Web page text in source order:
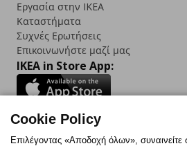
Εργασία στην IKEA
Καταστήματα
Συχνές Ερωτήσεις
Επικοινωνήστε μαζί μας
IKEA in Store App:
Follow us:
Cookie Policy
Επιλέγοντας «Αποδοχή όλων»,